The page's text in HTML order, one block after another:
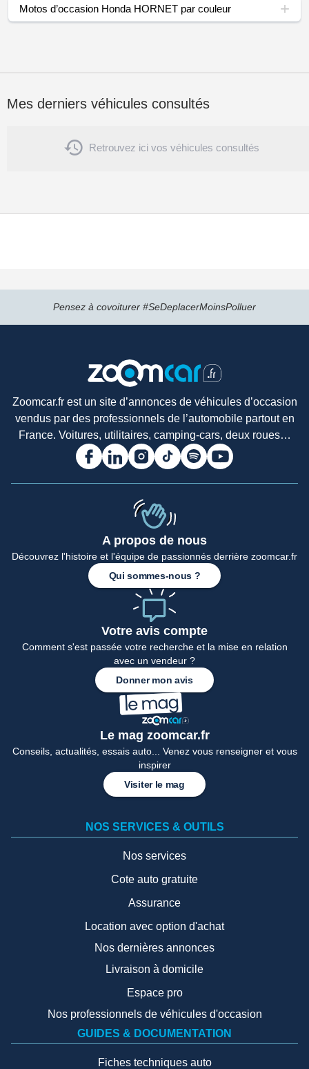
Motos d’occasion Honda HORNET par couleur
Mes derniers véhicules consultés
 Retrouvez ici vos véhicules consultés
Accueil
Pensez à covoiturer #SeDeplacerMoinsPolluer
Zoomcar.fr est un site d’annonces de véhicules d’occasion
vendus par des professionnels de l’automobile partout en
France. Voitures, utilitaires, camping-cars, deux roues…
A propos de nous
Découvrez l'histoire et l'équipe de passionnés derrière zoomcar.fr
Qui sommes-nous ?
Votre avis compte
Comment s'est passée votre recherche et la mise en relation
avec un vendeur ?
Donner mon avis
Le mag zoomcar.fr
Conseils, actualités, essais auto... Venez vous renseigner et vous
inspirer
Visiter le mag
NOS SERVICES & OUTILS
Nos services
Cote auto gratuite
Assurance
Location avec option d'achat
Nos dernières annonces
Livraison à domicile
Espace pro
Nos professionnels de véhicules d'occasion
GUIDES & DOCUMENTATION
Fiches techniques auto